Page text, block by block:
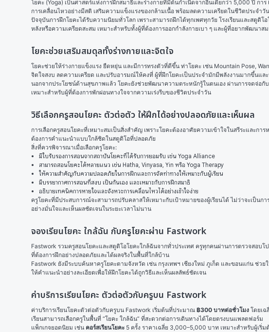
โยคะ (Yoga) เป็นศาสตร์แห่งการฝึกสมาธิและร่างกายที่มีต้นกำเนิดจากอินเดียกว่า 5,000 ปี การ
การเคลื่อนไหวอย่างมีสติ เสริมความแข็งแรงของกล้ามเนื้อ พร้อมลดความเครียดในชีวิตประจำวัน
ปัจจุบันการฝึกโยคะได้รับความนิยมทั่วโลก เพราะสามารถฝึกได้ทุกเพศทุกวัย โรงเรียนและสตู
หลังหรือความเครียดสะสม เหมาะสำหรับทั้งผู้ที่ต้องการออกกำลังกายเบา ๆ และผู้ที่อยากพัฒนาส
โยคะช่วยเสริมสมดุลทั้งร่างกายและจิตใจ
โยคะช่วยให้ร่างกายแข็งแรง ยืดหยุ่น และมีการทรงตัวที่ดีขึ้น ท่าโยคะ เช่น Mountain Pose,
จิตใจสงบ ลดความเครียด และปรับอารมณ์ให้คงที่ ผู้ที่ฝึกโยคะเป็นประจำมักมีพลังงานมากขึ้นแ
นอกจากประโยชน์ด้านสุขภาพแล้ว โยคะยังช่วยพัฒนาความตระหนักรู้ในตนเอง ผ่านการจดจ่อกั
เหมาะสำหรับผู้ที่ต้องการพักผ่อนทางใจจากความเร่งรีบของชีวิตประจำวัน
วิธีเลือกครูสอนโยคะ ตัวต่อตัว ให้ฝึกได้อย่างปลอดภัยและเห็นผล
การเลือกครูสอนโยคะที่เหมาะสมเป็นสิ่งสำคัญ เพราะโยคะต้องอาศัยความเข้าใจในสรีระและ
ต้องการคำแนะนำแบบใกล้ชิดในสตูดิโอที่ปลอดภัย
สิ่งที่ควรพิจารณาเมื่อเลือกครูโยคะ:
มีใบรับรองการสอนจากสถาบันโยคะที่ได้รับการยอมรับ เช่น Yoga Alliance
สามารถสอนโยคะได้หลายแนว เช่น Hatha, Vinyasa, Yin หรือ Yoga Therapy
ให้ความสำคัญกับความปลอดภัยในการฝึกและการจัดท่าทางให้เหมาะกับผู้เรียน
มีบรรยากาศการสอนที่สงบ เป็นกันเอง และเหมาะกับการฝึกสมาธิ
อธิบายเทคนิคการหายใจและจังหวะการเคลื่อนไหวได้อย่างเข้าใจง่าย
ครูโยคะที่มีประสบการณ์จะสามารถปรับคลาสให้เหมาะกับเป้าหมายของผู้เรียนได้ ไม่ว่าจะเป็
อย่างมั่นใจและเห็นผลชัดเจนในระยะเวลาไม่นาน
จองเรียนโยคะ ใกล้ฉัน กับครูโยคะผ่าน Fastwork
Fastwork รวมครูสอนโยคะและสตูดิโอโยคะใกล้ฉันจากทั่วประเทศ ครูทุกคนผ่านการตรวจสอบ
ที่ต้องการฝึกอย่างปลอดภัยและได้ผลจริงในพื้นที่ใกล้บ้าน
Fastwork ยังมีระบบค้นหาครูโยคะตามจังหวัด เช่น กรุงเทพฯ เชียงใหม่ ภูเก็ต และขอนแก่น ช่
ให้คำแนะนำอย่างละเอียดเพื่อให้ฝึกโยคะได้ถูกวิธีและเห็นผลลัพธ์ชัดเจน
ค่าบริการเรียนโยคะ ตัวต่อตัวกับครูบน Fastwork
ค่าบริการเรียนโยคะตัวต่อตัวกับครูบน Fastwork เริ่มต้นที่ประมาณ ฿300 บาทต่อชั่วโมง โดยเฉ
เรียนสามารถเลือกครูในพื้นที่ “โยคะ ใกล้ฉัน” ที่สะดวกต่อการเดินทางได้โดยตรงบนแพลตฟอร์ม
แพ็กเกจยอดนิยม เช่น คอร์สเรียนโยคะ 5 ครั้ง ราคาเฉลี่ย 3,000–5,000 บาท เหมาะสำหรับผู้เริ่ม